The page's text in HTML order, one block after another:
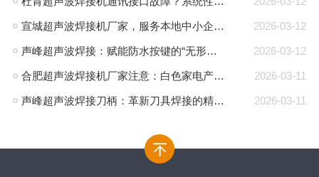
2026-03-12
宣城超声波焊接机厂家，服务本地中小企业集群，声峰ODM贴牌助您轻装上阵
2026-03-12
声峰超声波焊接：赋能防水按键的“无形护盾”
2026-03-11
合肥超声波焊接机厂家注意：白色家电产业升级，声峰源头工厂诚邀加盟
2026-03-11
声峰超声波焊接刀柄：革新刀具焊接的精密工艺